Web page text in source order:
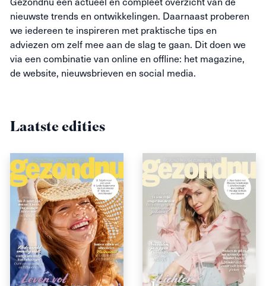
nieuwste trends en ontwikkelingen. Daarnaast proberen
we iedereen te inspireren met praktische tips en
adviezen om zelf mee aan de slag te gaan. Dit doen we
via een combinatie van online en offline: het magazine,
de website, nieuwsbrieven en social media.
Laatste edities